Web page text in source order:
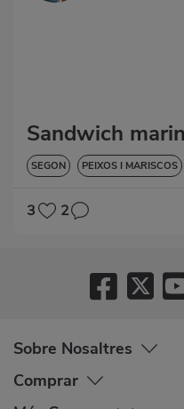
Sandwich
SEGON PEIXOS I MARISCOS
3 2
Sobre Nosaltres
Comprar